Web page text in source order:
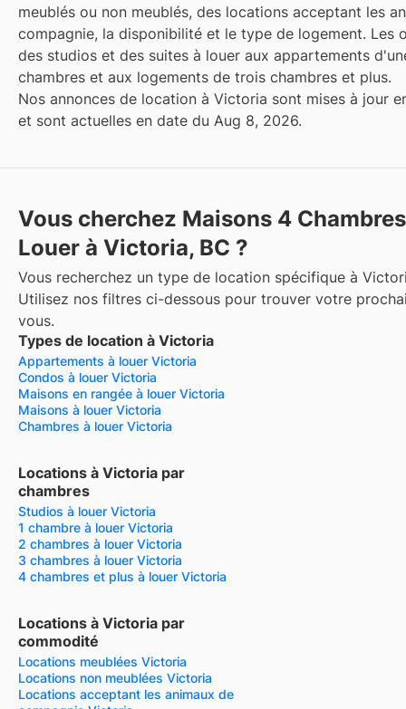
meublés ou non meublés, des locations acceptant les
compagnie, la disponibilité et le type de logement. Les
des studios et des suites à louer aux appartements
chambres et aux logements de trois chambres et plus.
Nos annonces de location à Victoria sont mises à jour
et sont actuelles en date du Aug 8, 2026.
Vous cherchez Maisons 4
Louer à Victoria, BC ?
Vous recherchez un type de location spécifique à
Utilisez nos filtres ci-dessous pour trouver votre
vous.
Types de location à Victoria
Appartements à louer Victoria
Condos à louer Victoria
Maisons en rangée à louer Victoria
Maisons à louer Victoria
Chambres à louer Victoria
Locations à Victoria par
chambres
Studios à louer Victoria
1 chambre à louer Victoria
2 chambres à louer Victoria
3 chambres à louer Victoria
4 chambres et plus à louer Victoria
Locations à Victoria par
commodité
Locations meublées Victoria
Locations non meublées Victoria
Locations acceptant les animaux de